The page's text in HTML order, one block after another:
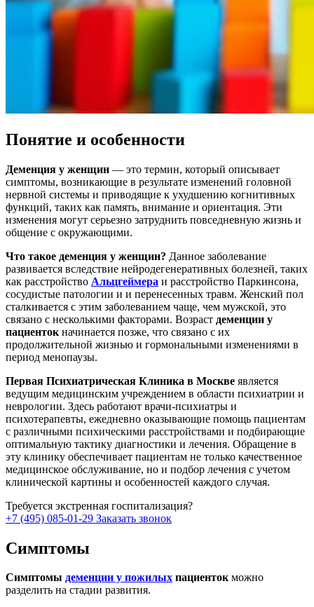
Понятие и особенности
Деменция у женщин — это термин, который описывает
симптомы, возникающие в результате изменений головной
нервной системы и приводящие к ухудшению когнитивных
функций, таких как память, внимание и ориентация. Эти
изменения могут серьезно затруднить повседневную жизнь и
общение с окружающими.
Что такое деменция у женщин? Данное заболевание
развивается вследствие нейродегенеративных болезней, таких
как расстройство Альцгеймера и расстройство Паркинсона,
сосудистые патологии и и перенесенных травм. Женский пол
сталкивается с этим заболеванием чаще, чем мужской, это
связано с несколькими факторами. Возраст деменции у
пациенток начинается позже, что связано с их
продолжительной жизнью и гормональными изменениями в
период менопаузы.
Первая Психиатрическая Клиника в Москве является
ведущим медицинским учреждением в области психиатрии и
неврологии. Здесь работают врачи-психиатры и
психотерапевты, ежедневно оказывающие помощь пациентам
с различными психическими расстройствами и подбирающие
оптимальную тактику диагностики и лечения. Обращение в
эту клинику обеспечивает пациентам не только качественное
медицинское обслуживание, но и подбор лечения с учетом
клинической картины и особенностей каждого случая.
Требуется экстренная госпитализация?
+7 (495) 085-01-29 Заказать звонок
Симптомы
Симптомы деменции у пожилых пациентокможно
разделить на стадии развития.